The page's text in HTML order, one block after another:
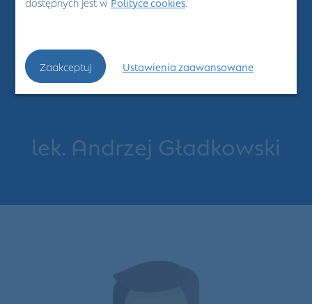
lek. Andrzej Gładkowski
Zaakceptuj Ustawienia zaawansowane